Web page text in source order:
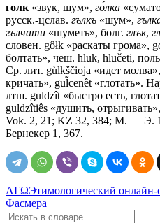
голк «звук, шум», го́лка
русск.-цслав. гълкъ «шум»,
гълчати «шуметь», болг. глък,
словен. gôłk «раскаты грома»,
болтать», чеш. hluk, hlučeti,
Ср. лит. gùlkščioja «идет
кричать», gul̃cenêt «глотать».
лтш. guldzît «быстро есть,
guldzîtiês «душить,
Vok. 2, 21; KZ 32, 384; М. — Э.
Бернекер 1, 367.
ΛΓΩЭтимологический онлайн-
Фасмера